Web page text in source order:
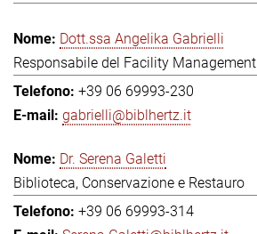
Dott.ssa Angelika Gabrielli
Responsabile del Facility Management
+39 06 69993-230
gabrielli@biblhertz.it
Dr. Serena Galetti
Biblioteca, Conservazione e Restauro
+39 06 69993-314